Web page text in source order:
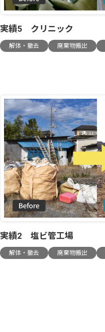
実績5 クリニック
解体・撤去 廃棄物搬出
実績2 塩ビ管工場
解体・撤去 廃棄物搬出